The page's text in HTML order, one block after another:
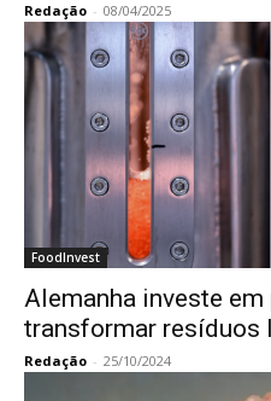
Redação - 08/04/2025
FoodInvest
Alemanha investe em
transformar resíduos
Redação - 25/10/2024